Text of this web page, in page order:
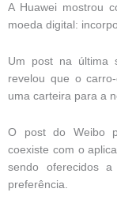
A Huawei mostrou
moeda digital:
Um post na última
revelou que o
uma carteira para a
O post do Weibo
coexiste com o
sendo oferecidos
preferência.